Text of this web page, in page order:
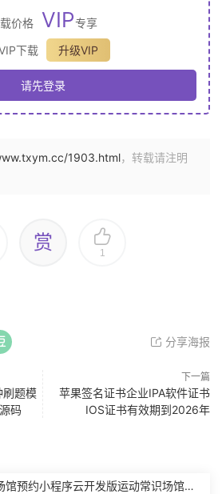
价格 VIP专享
下载
升级VIP
请先登录
1903.html，转载请注明
赏 1
分享海报
刷题模
码
下一篇
苹果签名证书企业IPA软件证书
IOS证书有效期到2026年
馆预约小程序云开发版运动常识场馆动